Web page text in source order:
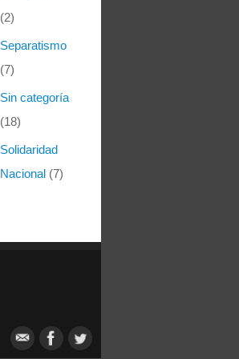
(2)
Separatismo
(7)
Sin categoría
(18)
Solidaridad
Nacional (7)